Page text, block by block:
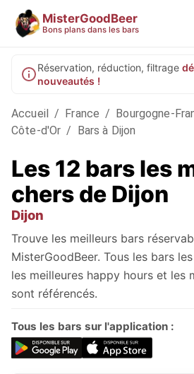
MisterGoodBeer
Bons plans dans les bars
Réservation, réduction, filtrage
nouveautés !
Accueil / France / Bourgogne-
Côte-d'Or / Bars à Dijon
Les 12 bars les
chers de Dijon
Dijon
Trouve les meilleurs bars
MisterGoodBeer. Tous les bars
les meilleures happy hours et les
sont référencés.
Tous les bars sur l'application :